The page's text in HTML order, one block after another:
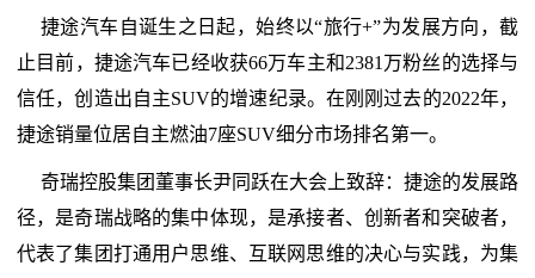
捷途汽车自诞生之日起，始终以“旅行+”为发展方向，截
止目前，捷途汽车已经收获66万车主和2381万粉丝的选择与
信任，创造出自主SUV的增速纪录。在刚刚过去的2022年，
捷途销量位居自主燃油7座SUV细分市场排名第一。
奇瑞控股集团董事长尹同跃在大会上致辞：捷途的发展路
径，是奇瑞战略的集中体现，是承接者、创新者和突破者，
代表了集团打通用户思维、互联网思维的决心与实践，为集